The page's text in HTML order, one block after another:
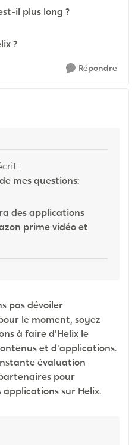
il plus long ?
?
Répondre
:
mes questions:
des applications
prime vidéo et
pas dévoiler
le moment, soyez
à faire d'Helix le
et d'applications.
évaluation
pour
sur Helix.